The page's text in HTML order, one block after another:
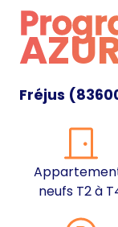
Fréjus (
neufs T2 à